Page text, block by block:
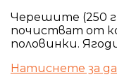
Черешите (250
почистват от
половинки.
Натиснете за